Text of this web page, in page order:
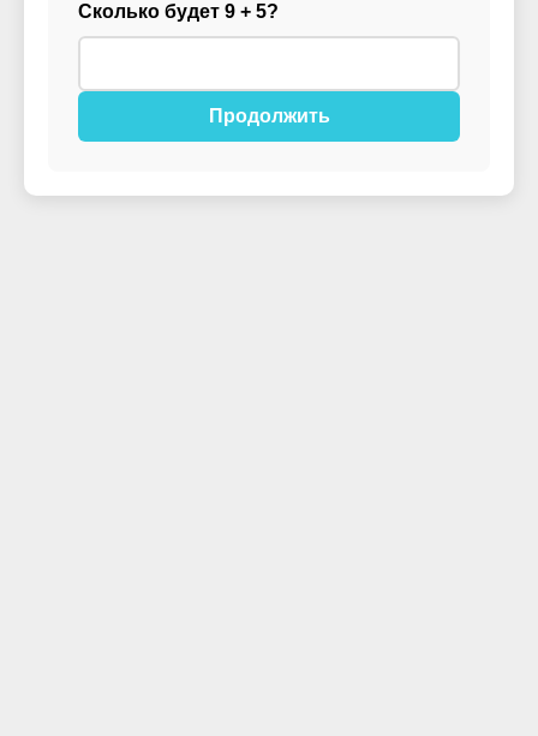
Сколько будет 9 + 5?
Продолжить